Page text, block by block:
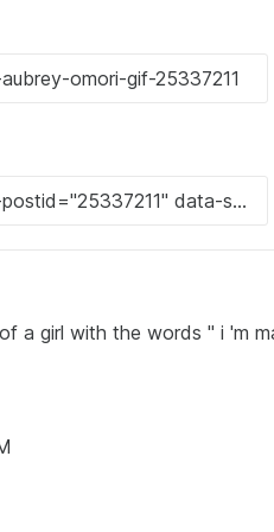
a girl with the words " i 'm